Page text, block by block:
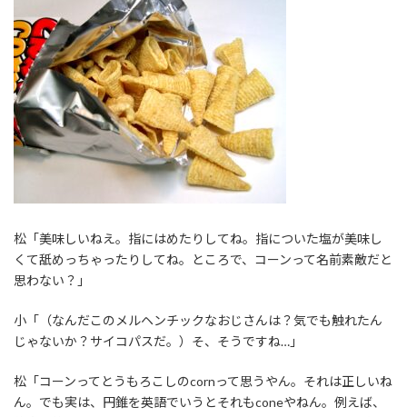
松「美味しいねえ。指にはめたりしてね。指についた塩が美味し
くて舐めっちゃったりしてね。ところで、コーンって名前素敵だと
思わない？」
小「（なんだこのメルヘンチックなおじさんは？気でも触れたん
じゃないか？サイコパスだ。）そ、そうですね…」
松「コーンってとうもろこしのcornって思うやん。それは正しいね
ん。でも実は、円錐を英語でいうとそれもconeやねん。例えば、